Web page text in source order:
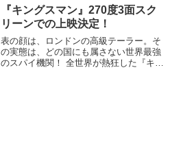
的に見せながらオーケストラがコンサー
トの本番へ向けて形成され...
『キングスマン』270度3面スク
リーンでの上映決定！
表の顔は、ロンドンの高級テーラー。そ
の実態は、どの国にも属さない世界最強
のスパイ機関！ 全世界が熱狂した『キン